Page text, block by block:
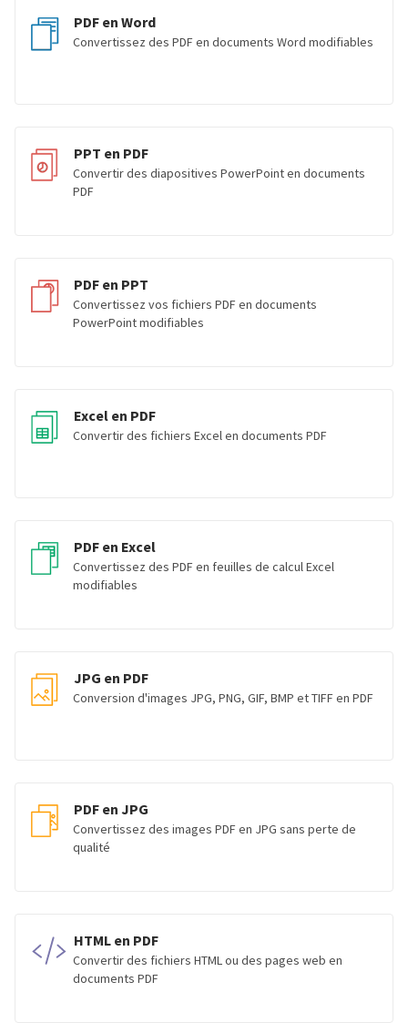
PDF en Word
Convertissez des PDF en documents Word modifiables
PPT en PDF
Convertir des diapositives PowerPoint en documents
PDF
PDF en PPT
Convertissez vos fichiers PDF en documents
PowerPoint modifiables
Excel en PDF
Convertir des fichiers Excel en documents PDF
PDF en Excel
Convertissez des PDF en feuilles de calcul Excel
modifiables
JPG en PDF
Conversion d'images JPG, PNG, GIF, BMP et TIFF en PDF
PDF en JPG
Convertissez des images PDF en JPG sans perte de
qualité
HTML en PDF
Convertir des fichiers HTML ou des pages web en
documents PDF